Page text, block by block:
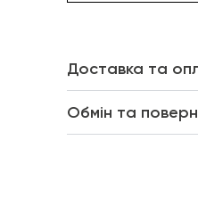
Доставка та
Обмін та